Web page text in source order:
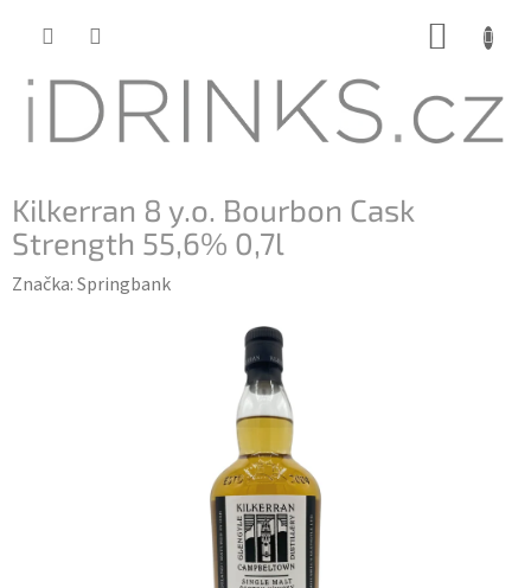
Kilkerran 8 y.o. Bourbon Cask
Strength 55,6% 0,7l
Značka:Springbank